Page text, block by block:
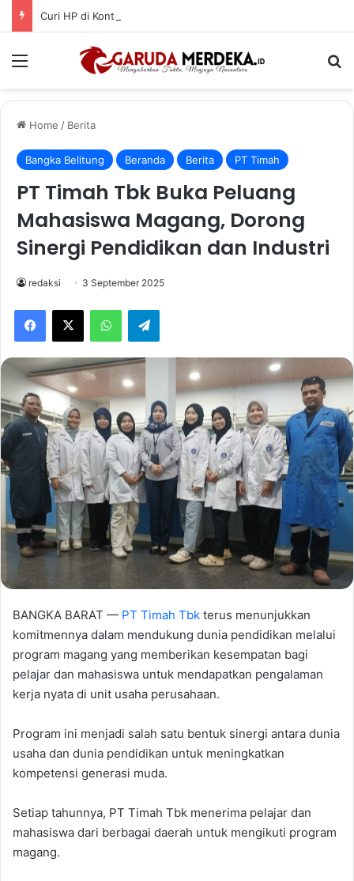
Menu
Home / Berita
Bangka Belitung Beranda Berita PT Timah
PT Timah Tbk Buka Peluang
Mahasiswa Magang, Dorong
Sinergi Pendidikan dan Industri
redaksi 3 September 2025
Facebook
X WhatsAppTelegram
BANGKA BARAT — PT Timah Tbk terus menunjukkan
komitmennya dalam mendukung dunia pendidikan melalui
program magang yang memberikan kesempatan bagi
pelajar dan mahasiswa untuk mendapatkan pengalaman
kerja nyata di unit usaha perusahaan.
Program ini menjadi salah satu bentuk sinergi antara dunia
usaha dan dunia pendidikan untuk meningkatkan
kompetensi generasi muda.
Setiap tahunnya, PT Timah Tbk menerima pelajar dan
mahasiswa dari berbagai daerah untuk mengikuti program
magang.